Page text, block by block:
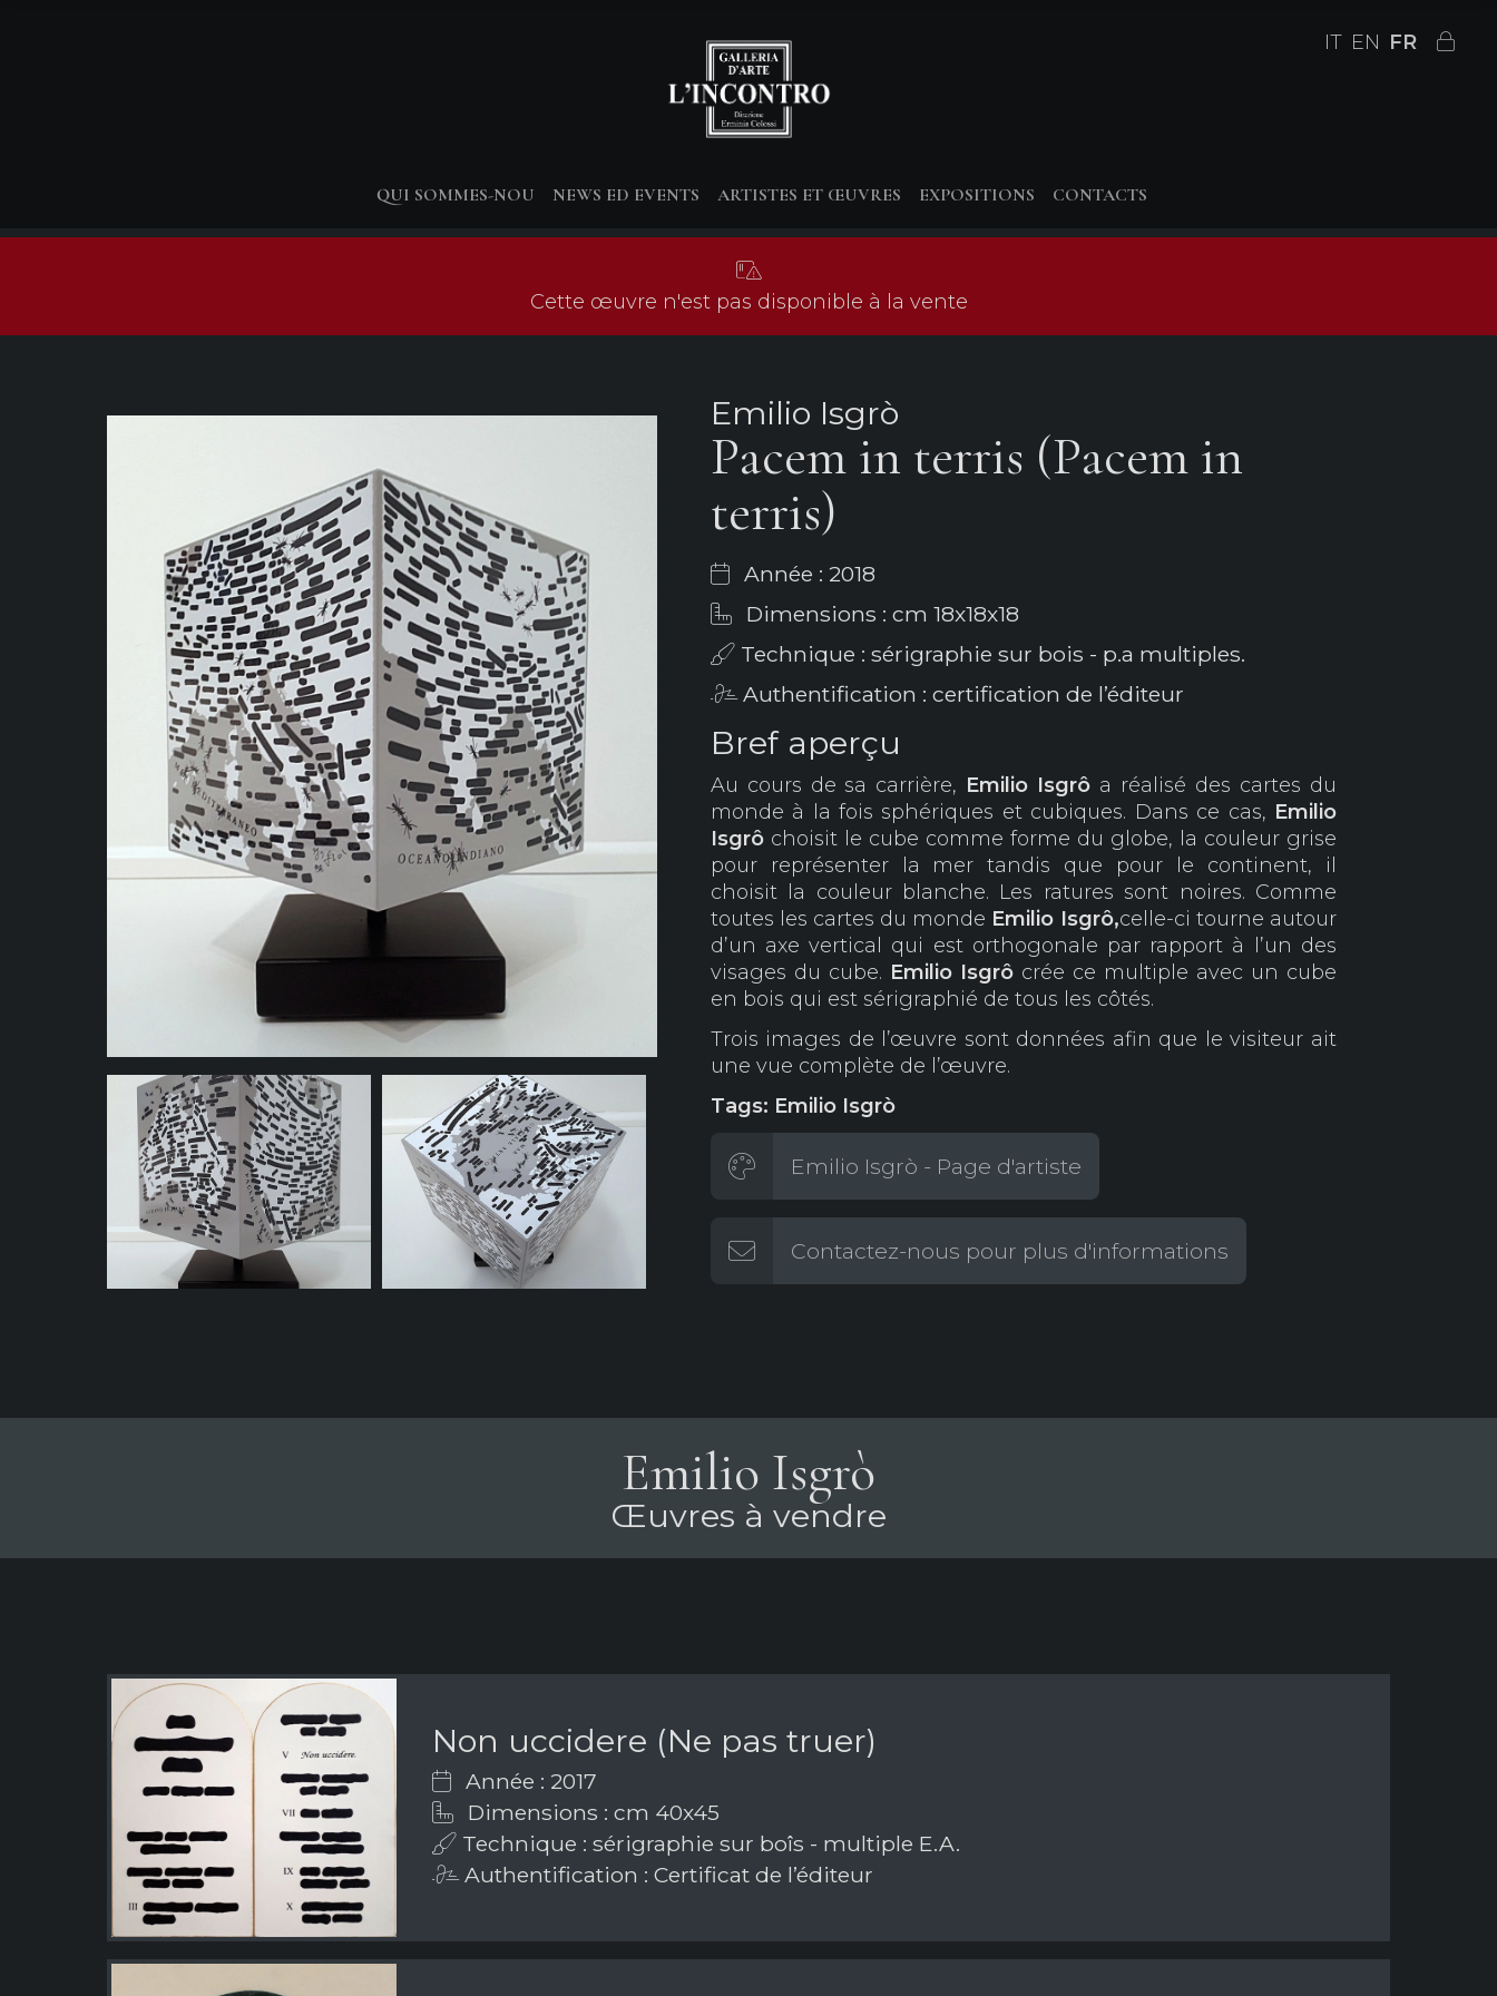
IT EN FR
QUI SOMMES-NOU NEWS ED EVENTS ARTISTES ET ŒUVRES EXPOSITIONS CONTACTS
Cette œuvre n'est pas disponible à la vente
Emilio Isgrò
Pacem in terris (Pacem in
terris)
Année : 2018
Dimensions : cm 18x18x18
Technique : sérigraphie sur bois - p.a multiples.
Authentification : certification de l’éditeur
Bref aperçu
Au cours de sa carrière, Emilio Isgrô a réalisé des cartes du
monde à la fois sphériques et cubiques. Dans ce cas, Emilio
Isgrôchoisit le cube comme forme du globe, la couleur grise
pour représenter la mer tandis que pour le continent, il
choisit la couleur blanche. Les ratures sont noires. Comme
toutes les cartes du monde Emilio Isgrô,celle-ci tourne autour
d’un axe vertical qui est orthogonale par rapport à l’un des
visages du cube. Emilio Isgrôcrée ce multiple avec un cube
en bois qui est sérigraphié de tous les côtés.
Trois images de l’œuvre sont données afin que le visiteur ait
une vue complète de l’œuvre.
Tags: Emilio Isgrò
Emilio Isgrò - Page d'artiste
Contactez-nous pour plus d'informations
Emilio Isgrò
Œuvres à vendre
Non uccidere (Ne pas truer)
Année : 2017
Dimensions : cm 40x45
Technique : sérigraphie sur boîs - multiple E.A.
Authentification : Certificat de l’éditeur